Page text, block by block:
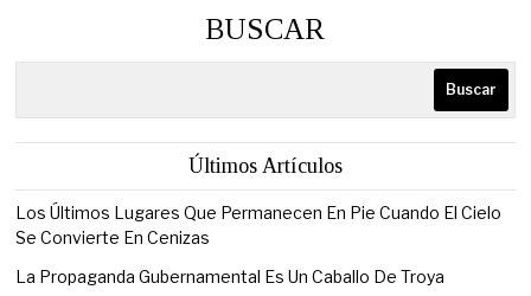
BUSCAR
Buscar
Últimos Artículos
Los Últimos Lugares Que Permanecen En Pie Cuando El Cielo
Se Convierte En Cenizas
La Propaganda Gubernamental Es Un Caballo De Troya